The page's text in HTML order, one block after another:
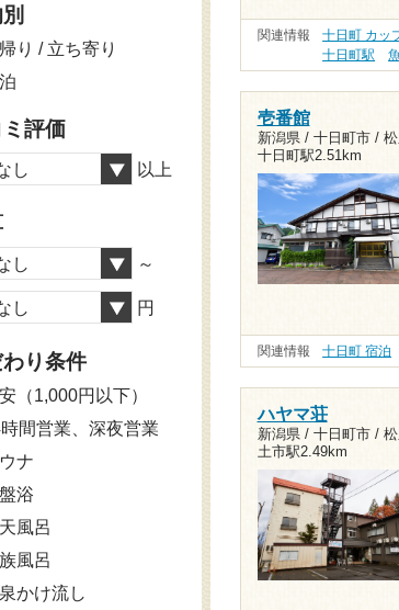
関連情報 十日町 カッ
十日町駅
壱番館
新潟県 / 十日町市 /
十日町駅2.51km
関連情報 十日町 宿泊
ハヤマ荘
新潟県 / 十日町市 /
土市駅2.49km
り / 立ち寄り
ミ評価
し 以上
し ～
し 円
わり条件
（1,000円以下）
間営業、深夜営業
ナ
浴
風呂
風呂
かけ流し